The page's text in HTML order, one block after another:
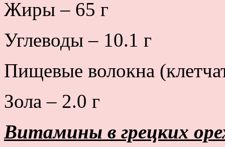
Жиры – 65 г
Углеводы – 10.1 г
Пищевые волокна
Зола – 2.0 г
Витамины в грецких